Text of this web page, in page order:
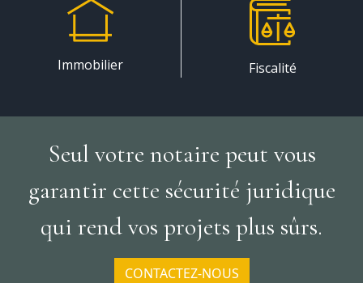
Immobilier Fiscalité
Seul votre notaire peut vous
garantir cette sécurité juridique
qui rend vos projets plus sûrs.
CONTACTEZ-NOUS